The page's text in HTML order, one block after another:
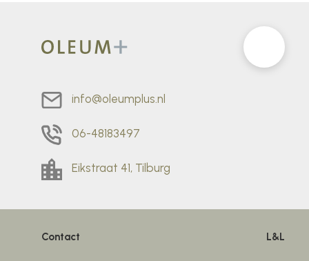
info@oleumplus.nl
06-48183497
Eikstraat 41, Tilburg
Contact L&L